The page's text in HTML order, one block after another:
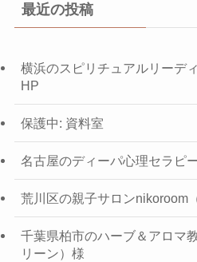
最近の投稿
横浜のスピリチュアルリーデ
HP
保護中: 資料室
名古屋のディーパ心理セラピ
荒川区の親子サロンnikoroom
千葉県柏市のハーブ＆アロマ
リーン）様